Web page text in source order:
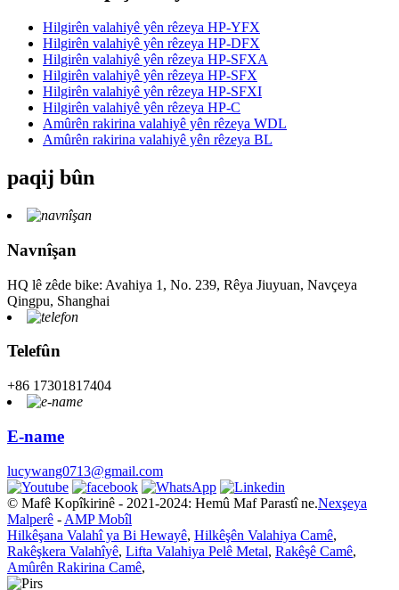
Hilgirên valahiyê yên rêzeya HP-YFX
Hilgirên valahiyê yên rêzeya HP-DFX
Hilgirên valahiyê yên rêzeya HP-SFXA
Hilgirên valahiyê yên rêzeya HP-SFX
Hilgirên valahiyê yên rêzeya HP-SFXI
Hilgirên valahiyê yên rêzeya HP-C
Amûrên rakirina valahiyê yên rêzeya WDL
Amûrên rakirina valahiyê yên rêzeya BL
paqij bûn
Navnîşan
HQ lê zêde bike: Avahiya 1, No. 239, Rêya Jiuyuan, Navçeya
Qingpu, Shanghai
Telefûn
+86 17301817404
E-name
lucywang0713@gmail.com
© Mafê Kopîkirinê - 2021-2024: Hemû Maf Parastî ne.Nexşeya
Malperê - AMP Mobîl
Hilkêşana Valahî ya Bi Hewayê, Hilkêşên Valahiya Camê,
Rakêşkera Valahîyê, Lifta Valahiya Pelê Metal, Rakêşê Camê,
Amûrên Rakirina Camê,